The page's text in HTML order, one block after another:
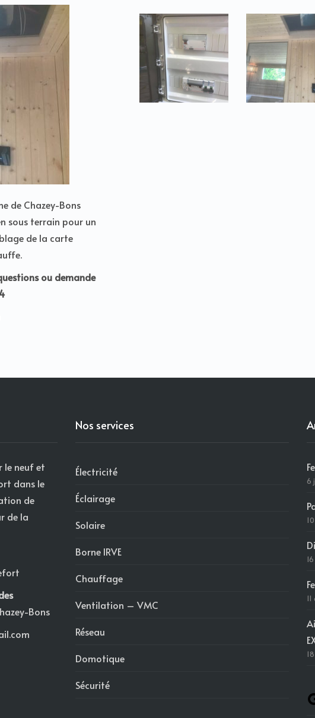
de Chazey-Bons
sous terrain pour un
de la carte
ou demande
le neuf et
dans le
de
de la
Bons
Nos services
Électricité
Éclairage
Solaire
Borne IRVE
Chauffage
Ventilation – VMC
Réseau
Domotique
Sécurité
6